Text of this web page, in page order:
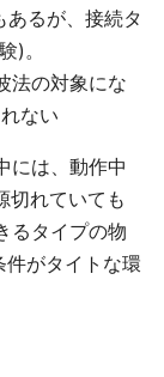
あるが、接続タ
)。
法の対象にな
ない
には、動作中
切れていても
るタイプの物
件がタイトな環